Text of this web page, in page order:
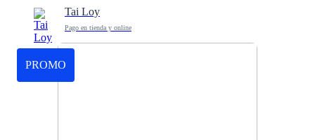
Tai Loy
Pago en tienda y online
PROMO